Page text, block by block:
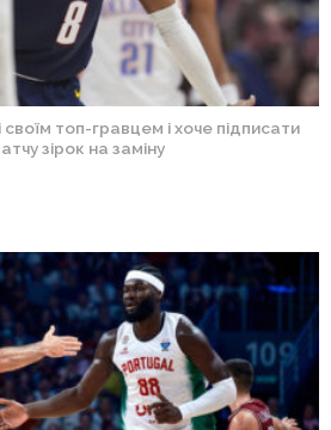
топ-гравцем і хоче підписати
зірок на заміну